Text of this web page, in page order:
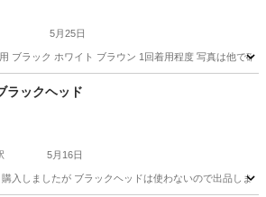
5月25日
ブラック ホワイト ブラウン 1回着用程度 写真は他で
駅 その他
ラックヘッド
5月16日
入しましたが ブラックヘッドは使わないので出品しま